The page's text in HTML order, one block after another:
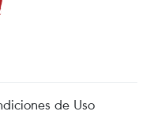
de Uso